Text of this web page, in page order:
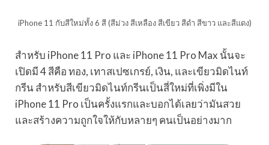
iPhone 11 กับสีใหม่ทั้ง 6 สี (สีม่วง สีเหลือง สีเขียว สีดำ สีขาว และสีแดง)
สำหรับ iPhone 11 Pro และ iPhone 11 Pro Max นั้นจะ
เปิดมี 4 สีคือ ทอง, เทาสเปซเกรย์, เงิน, และเขียวมิดไนท์
กรีน สำหรับสีเขียวมิดไนท์กรีนเป็นสี่ใหม่ที่เพิ่งมีใน
iPhone 11 Pro เป็นครั้งแรกและบอกได้เลยว่ามันสวย
และสร้างความถูกใจให้กับหลายๆ คนเป็นอย่างมาก